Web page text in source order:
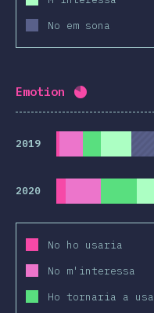
No em sona
Emotion
2019
2020
No ho usaria
No m'interessa
Ho tornaria a